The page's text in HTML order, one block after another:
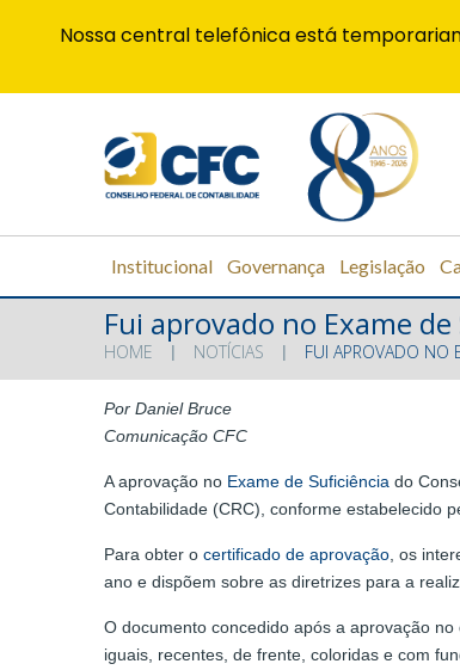
Institucional Governança Legislação
Fui aprovado no Exame
HOME NOTÍCIAS FUI APROVADO NO
Por Daniel Bruce
Comunicação CFC
A aprovação no Exame de Suficiência do
Contabilidade (CRC), conforme estabelecido
Para obter o certificado de aprovação, os
ano e dispõem sobre as diretrizes para a
O documento concedido após a aprovação
iguais, recentes, de frente, coloridas e com
Nossa central telefônica está